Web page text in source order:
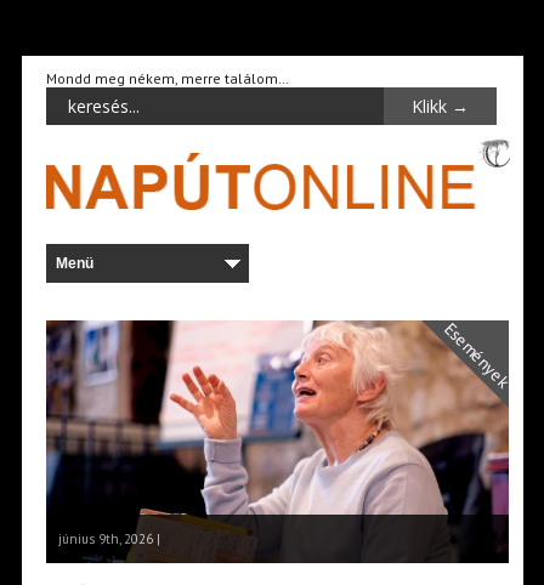
Mondd meg nékem, merre találom…
Események
június 9th, 2026 |